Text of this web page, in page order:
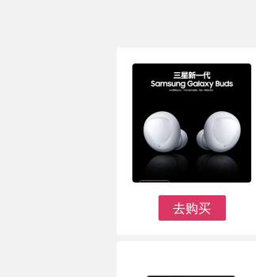
去购买